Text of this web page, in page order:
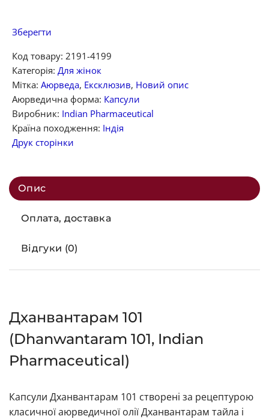
Зберегти
Код товару: 2191-4199
Категорія: Для жінок
Мітка: Аюрведа, Ексклюзив, Новий опис
Аюрведична форма: Капсули
Виробник: Indian Pharmaceutical
Країна походження: Індія
Друк сторінки
Опис
Оплата, доставка
Відгуки (0)
Дханвантарам 101
(Dhanwantaram 101, Indian
Pharmaceutical)
Капсули Дханвантарам 101 створені за рецептурою
класичної аюрведичної олії Дханвантарам тайла і